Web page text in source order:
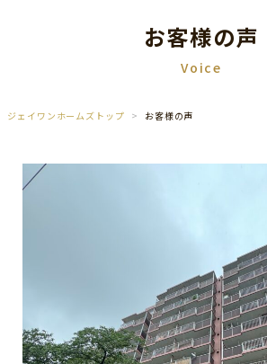
お客様の声
Voice
ジェイワンホームズトップ お客様の声